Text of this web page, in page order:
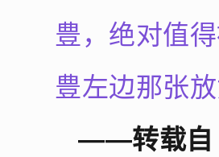
豊，绝对值
豊左边那张
——转载自